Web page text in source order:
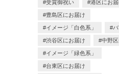
受賞御祝い 港区にお届
豊島区にお届け
イメージ「白色系」
渋谷区にお届け 中野
イメージ「緑色系」
台東区にお届け